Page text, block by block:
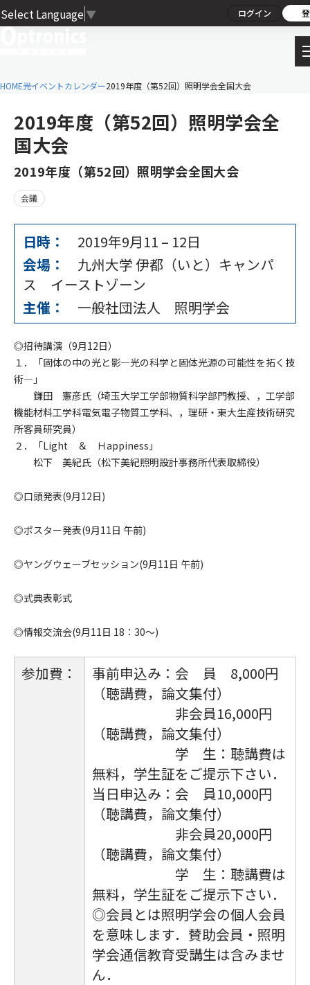
Select Language ▼ ログイン
HOME光イベントカレンダー2019年度（第52回）照明学会全国大会
2019年度（第52回）照明学会全
国大会
2019年度（第52回）照明学会全国大会
会議
日時： 2019年9月11 – 12日
会場：
九州大学 伊都（いと）キャンパ
ス イーストゾーン
主催：
一般社団法人 照明学会
◎招待講演（9月12日）
１．「固体の中の光と影―光の科学と固体光源の可能性を拓く技
術―」
鎌田 憲彦氏（埼玉大学工学部物質科学部門教授、，工学部
機能材料工学科電気電子物質工学科、，理研・東大生産技術研究
所客員研究員）
２．「Light ＆ Ｈappiness」
松下 美紀氏（松下美紀照明設計事務所代表取締役）
◎口頭発表(9月12日)
◎ポスター発表(9月11日 午前)
◎ヤングウェーブセッション(9月11日 午前)
◎式典表彰式
◎情報交流会(9月11日 18：30～)
参加費：
事前申込み：会 員 8,000円
（聴講費，論文集付）
非会員16,000円
（聴講費，論文集付）
学 生：聴講費は
無料，学生証をご提示下さい．
当日申込み：会 員10,000円
（聴講費，論文集付）
非会員20,000円
（聴講費，論文集付）
学 生：聴講費は
無料，学生証をご提示下さい．
◎会員とは照明学会の個人会員
を意味します．賛助会員・照明
学会通信教育受講生は含みませ
ん．